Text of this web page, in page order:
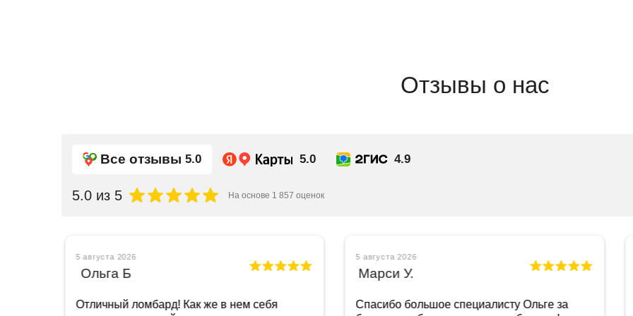
Отзывы о нас
Все отзывы 5.0 5.0 4.9
5.0 из 5 На основе 1 857 оценок
5 августа 2026
Ольга Б
Отличный ломбард! Как же в нем себя
5 августа 2026
Марси У.
Спасибо большое специалисту Ольге за